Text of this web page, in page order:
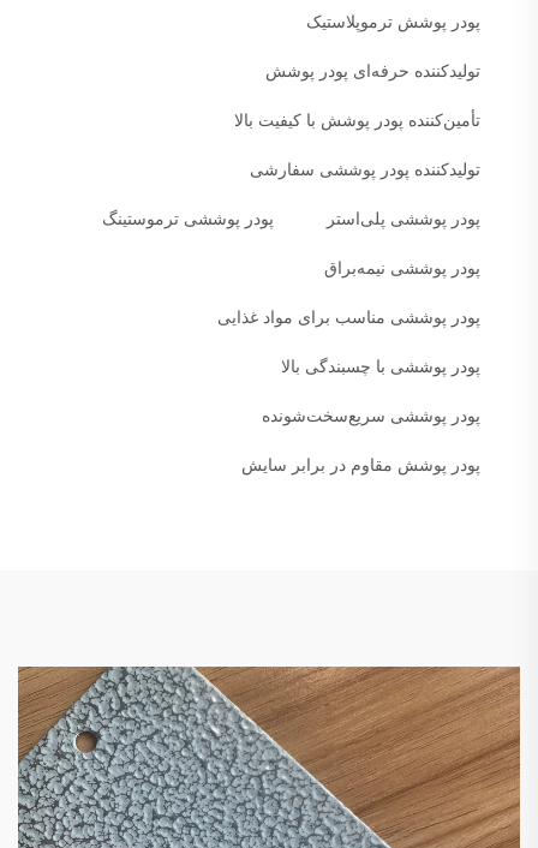
پودر پوشش ترموپلاستیک
تولیدکننده حرفه‌ای پودر پوشش
تأمین‌کننده پودر پوشش با کیفیت بالا
تولیدکننده پودر پوششی سفارشی
پودر پوششی پلی‌استر پودر پوششی ترموستینگ
پودر پوششی نیمه‌براق
پودر پوششی مناسب برای مواد غذایی
پودر پوششی با چسبندگی بالا
پودر پوششی سریع‌سخت‌شونده
پودر پوشش مقاوم در برابر سایش